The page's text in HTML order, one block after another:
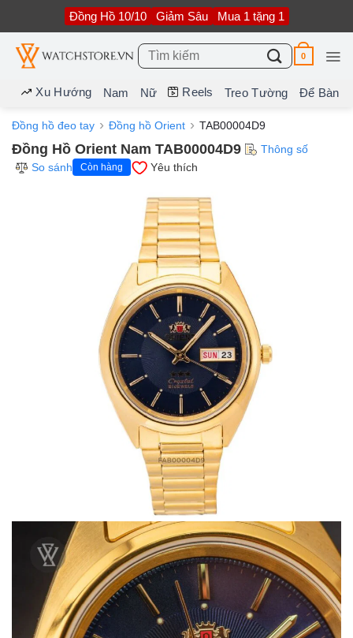
nội
dung
Đồng Hồ 10/10 Giảm Sâu Mua 1 tặng 1
Tìm
kiếm:
0
Xu Hướng Nam Nữ Reels Treo Tường Để Bàn
Đồng hồ đeo tay Đồng hồ Orient TAB00004D9
Đồng Hồ Orient Nam TAB00004D9
Thông số
So sánh
Còn hàng Yêu thích